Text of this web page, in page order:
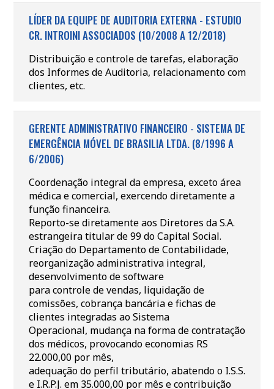
LÍDER DA EQUIPE DE AUDITORIA EXTERNA - ESTUDIO
CR. INTROINI ASSOCIADOS (10/2008 A 12/2018)
Distribuição e controle de tarefas, elaboração
dos Informes de Auditoria, relacionamento com
clientes, etc.
GERENTE ADMINISTRATIVO FINANCEIRO - SISTEMA DE
EMERGÊNCIA MÓVEL DE BRASILIA LTDA. (8/1996 A
6/2006)
Coordenação integral da empresa, exceto área
médica e comercial, exercendo diretamente a
função financeira.
Reporto-se diretamente aos Diretores da S.A.
estrangeira titular de 99 do Capital Social.
Criação do Departamento de Contabilidade,
reorganização administrativa integral,
desenvolvimento de software
para controle de vendas, liquidação de
comissões, cobrança bancária e fichas de
clientes integradas ao Sistema
Operacional, mudança na forma de contratação
dos médicos, provocando economias RS
22.000,00 por mês,
adequação do perfil tributário, abatendo o I.S.S.
e I.R.P.J. em 35.000,00 por mês e contribuição